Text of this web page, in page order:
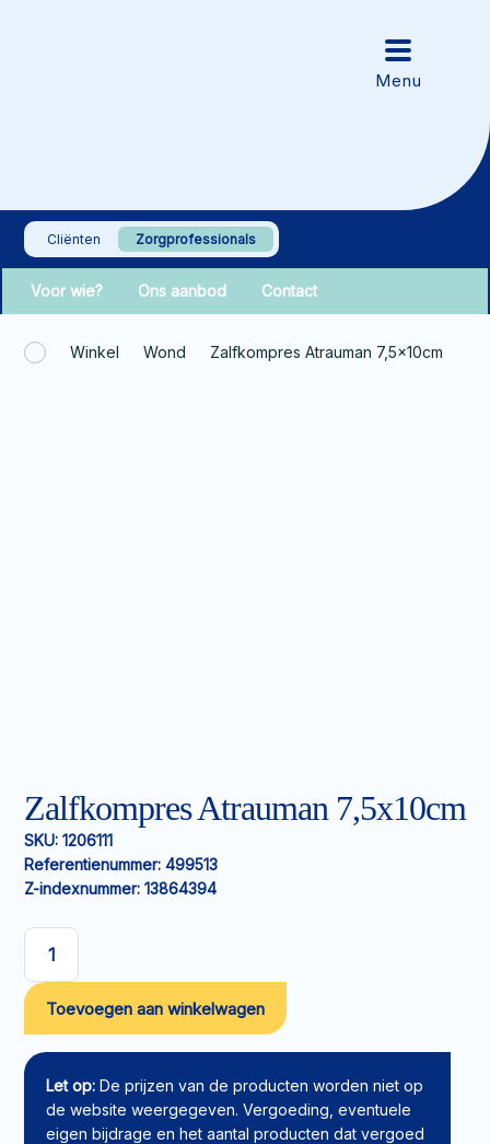
Cliënten Zorgprofessionals
Voor wie? Ons aanbod Contact
Winkel Wond Zalfkompres Atrauman 7,5x10cm
Zalfkompres Atrauman 7,5x10cm
SKU: 1206111
Referentienummer: 499513
Z-indexnummer: 13864394
Zalfkompres
Atrauman
7,5x10cm
aantal
Toevoegen aan winkelwagen
Let op: De prijzen van de producten worden niet op
de website weergegeven. Vergoeding, eventuele
eigen bijdrage en het aantal producten dat vergoed